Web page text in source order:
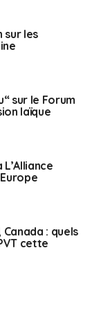
sur les
sur le Forum
laïque
: quels
cette